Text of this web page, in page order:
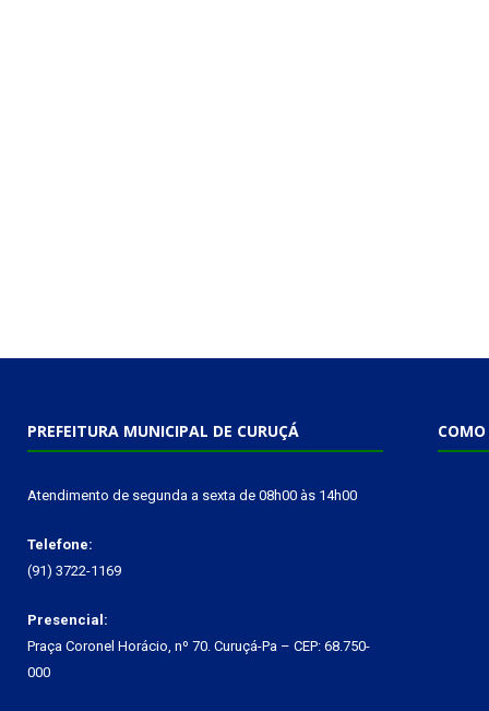
PREFEITURA MUNICIPAL DE CURUÇÁ
Atendimento de segunda a sexta de 08h00 às 14h00
Telefone:
(91) 3722-1169
Presencial:
Praça Coronel Horácio, nº 70. Curuçá-Pa – CEP: 68.750-
000
COMO